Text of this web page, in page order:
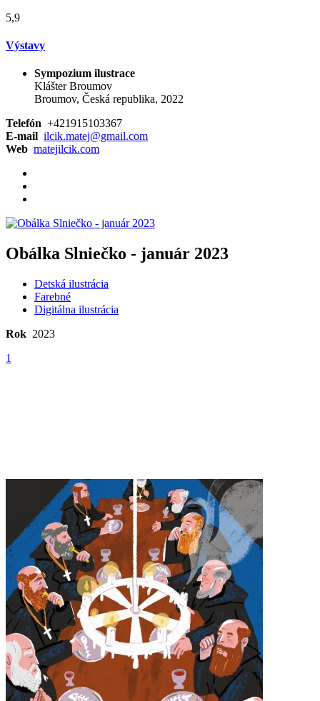
5,9
Výstavy
Sympozium ilustrace
Klášter Broumov
Broumov, Česká republika, 2022
Telefón +421915103367
E-mail ilcik.matej@gmail.com
Web matejilcik.com
Obálka Slniečko - január 2023
Detská ilustrácia
Farebné
Digitálna ilustrácia
Rok 2023
1